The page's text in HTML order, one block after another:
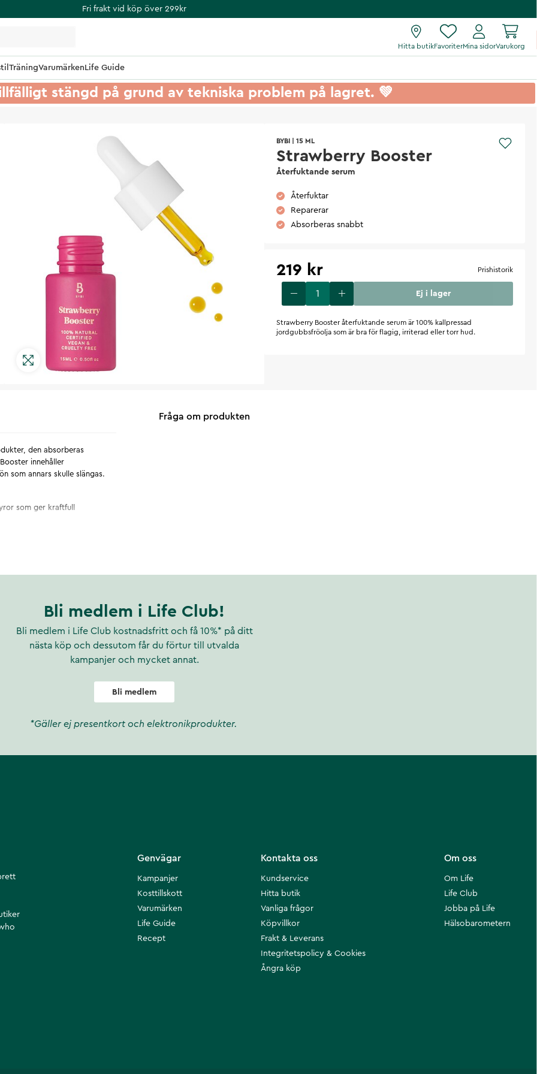
Fri frakt vid köp över 299kr
Hitta butikFavoriterMina sidorVarukorg
TräningVarumärkenLife Guide
stängd på grund av tekniska problem på lagret. 💚
BYBI 15 ML
Strawberry Booster
Återfuktande serum
Återfuktar
Reparerar
Absorberas snabbt
219 kr Prishistorik
Ej i lager
Strawberry Booster återfuktande serum är 100% kallpressad
jordgubbsfröolja som är bra för flagig, irriterad eller torr hud.
den absorberas
innehåller
som annars skulle slängas.
som ger kraftfull
eller oljig och är perfekt
Fråga om produkten
Bli medlem i Life Club!
Bli medlem i Life Club kostnadsfritt och få 10%* på ditt
nästa köp och dessutom får du förtur till utvalda
kampanjer och mycket annat.
Bli medlem
*Gäller ej presentkort och elektronikprodukter.
Om oss
Om Life
Life Club
Jobba på Life
Hälsobarometern
Kontakta oss
Kundservice
Hitta butik
Vanliga frågor
Köpvillkor
Frakt & Leverans
Integritetspolicy & Cookies
Ångra köp
Genvägar
Kampanjer
Kosttillskott
Varumärken
Life Guide
Recept